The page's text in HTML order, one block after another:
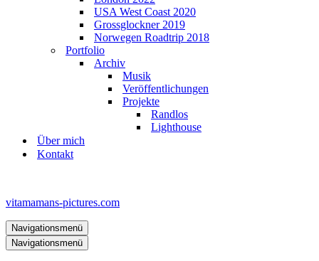
USA West Coast 2020
Grossglockner 2019
Norwegen Roadtrip 2018
Portfolio
Archiv
Musik
Veröffentlichungen
Projekte
Randlos
Lighthouse
Über mich
Kontakt
vitamamans-pictures.com
Navigationsmenü
Navigationsmenü